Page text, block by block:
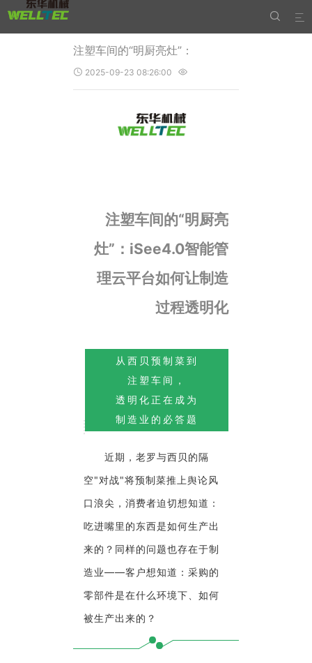


注塑车间的“明厨亮灶”：
 2025-09-23 08:26:00 
注塑车间的“明厨亮
灶”：iSee4.0智能管
理云平台如何让制造
过程透明化
从西贝预制菜到
注塑车间，
透明化正在成为
制造业的必答题
近期，老罗与西贝的隔
空"对战"将预制菜推上舆论风
口浪尖，消费者迫切想知道：
吃进嘴里的东西是如何生产出
来的？同样的问题也存在于制
造业——客户想知道：采购的
零部件是在什么环境下、如何
被生产出来的？